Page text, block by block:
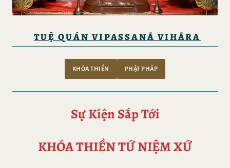
TUỆ QUÁN VIPASSANĀ VIHĀRA
KHÓA THIỀN PHẬT PHÁP
Sự Kiện Sắp Tới
KHÓA THIỀN TỨ NIỆM XỨ